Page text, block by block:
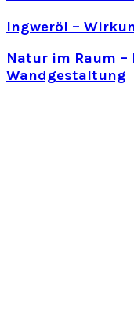
Ingweröl –
Natur im Raum –
Wandgestaltung